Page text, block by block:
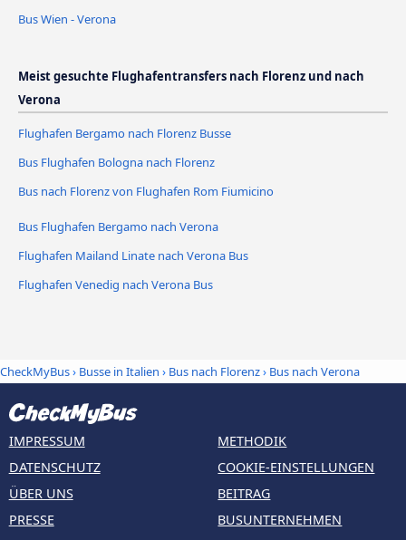
Bus Wien - Verona
Meist gesuchte Flughafentransfers nach Florenz und nach
Verona
Flughafen Bergamo nach Florenz Busse
Bus Flughafen Bologna nach Florenz
Bus nach Florenz von Flughafen Rom Fiumicino
Bus Flughafen Bergamo nach Verona
Flughafen Mailand Linate nach Verona Bus
Flughafen Venedig nach Verona Bus
CheckMyBus› Busse in Italien › Bus nach Florenz› Bus nach Verona
IMPRESSUM
DATENSCHUTZ
ÜBER UNS
PRESSE
METHODIK
COOKIE-EINSTELLUNGEN
BEITRAG
BUSUNTERNEHMEN